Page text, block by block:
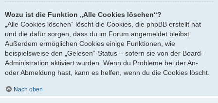
Wozu ist die Funktion „Alle Cookies löschen“?
„Alle Cookies löschen“ löscht die Cookies, die phpBB erstellt hat
und die dafür sorgen, dass du im Forum angemeldet bleibst.
Außerdem ermöglichen Cookies einige Funktionen, wie
beispielsweise den „Gelesen“-Status – sofern sie von der Board-
Administration aktiviert wurden. Wenn du Probleme bei der An-
oder Abmeldung hast, kann es helfen, wenn du die Cookies löscht.
Nach oben